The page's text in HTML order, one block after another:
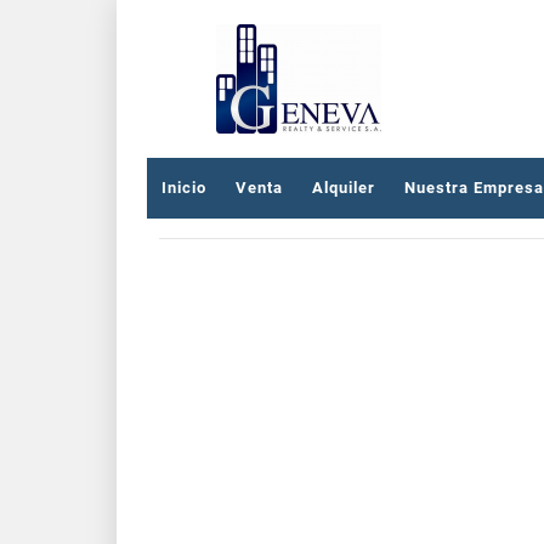
Inicio Venta Alquiler Nuestra Empresa